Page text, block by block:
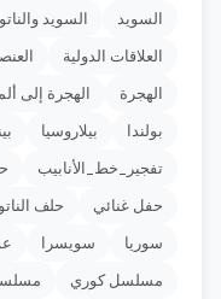
السويد السويد والناتو
العلاقات الدولية
الهجرة الهجرة إلى
بولندا بيلاروسيا
تفجير_خط_الأنابيب
حفل غنائي حلف الناتو
سوريا سويسرا
مسلسل كوري